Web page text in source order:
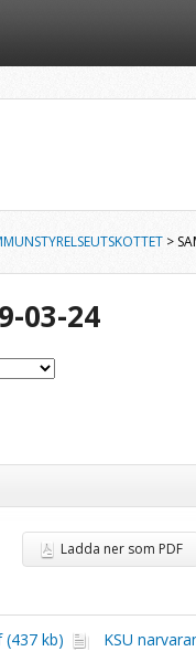
>
03-24
Ladda ner som PDF
(437 kb) KSU